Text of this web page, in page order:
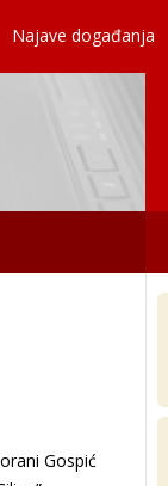
Najave događanja
Gospić